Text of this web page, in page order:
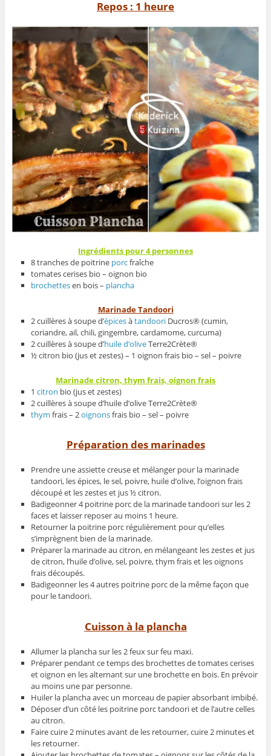
Repos : 1 heure
Ingrédients pour 4 personnes
8 tranches de poitrine porcfraîche
tomates cerises bio – oignon bio
brochettesen bois – plancha
Marinade Tandoori
2 cuillères à soupe d’épicesàtandoori Ducros® (cumin,
coriandre, ail, chili, gingembre, cardamome, curcuma)
2 cuillères à soupe d’huile d’oliveTerre2Crète®
½ citron bio (jus et zestes) – 1 oignon frais bio – sel – poivre
Marinade citron, thym frais, oignon frais
1citron bio (jus et zestes)
2 cuillères à soupe d’huile d’olive Terre2Crète®
thym frais – 2oignonsfrais bio – sel – poivre
Préparation des marinades
Prendre une assiette creuse et mélanger pour la marinade
tandoori, les épices, le sel, poivre, huile d’olive, l’oignon frais
découpé et les zestes et jus ½ citron.
Badigeonner 4 poitrine porc de la marinade tandoori sur les 2
faces et laisser reposer au moins 1 heure.
Retourner la poitrine porc régulièrement pour qu’elles
s’imprègnent bien de la marinade.
Préparer la marinade au citron, en mélangeant les zestes et jus
de citron, l’huile d’olive, sel, poivre, thym frais et les oignons
frais découpés.
Badigeonner les 4 autres poitrine porc de la même façon que
pour le tandoori.
Cuisson à la plancha
Allumer la plancha sur les 2 feux sur feu maxi.
Préparer pendant ce temps des brochettes de tomates cerises
et oignon en les alternant sur une brochette en bois. En prévoir
au moins une par personne.
Huiler la plancha avec un morceau de papier absorbant imbibé.
Déposer d’un côté les poitrine porc tandoori et de l’autre celles
au citron.
Faire cuire 2 minutes avant de les retourner, cuire 2 minutes et
les retourner.